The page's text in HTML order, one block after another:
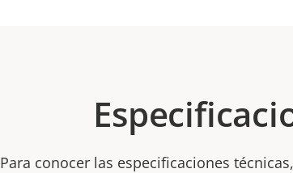
Para conocer las especificaciones